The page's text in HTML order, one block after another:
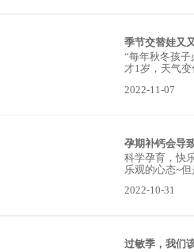
季节交替娃又
“每年秋冬孩子
才1岁，天气
2022-11-07
科学孕育，快
乐观的心态~
2022-10-31
过敏季，我们